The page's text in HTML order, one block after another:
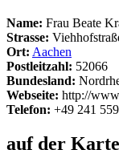
Name: Frau Beate
Strasse:
Ort: Aachen
Postleitzahl: 52066
Bundesland:
Webseite: http://
Telefon: +49 241
auf der Karte